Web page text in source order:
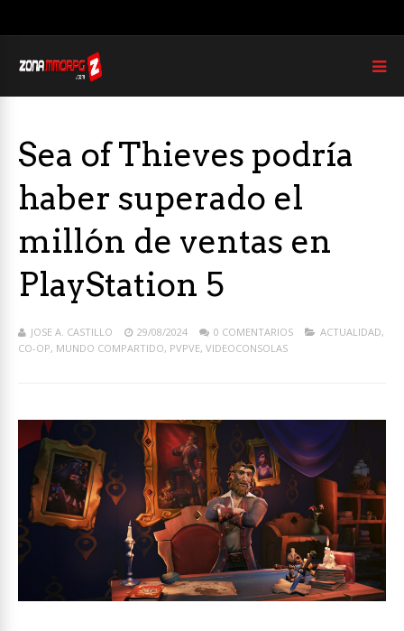
Sea of Thieves podría
haber superado el
millón de ventas en
PlayStation 5
JOSE A. CASTILLO 29/08/2024 0 COMENTARIOS ACTUALIDAD,
CO-OP, MUNDO COMPARTIDO, PVPVE, VIDEOCONSOLAS